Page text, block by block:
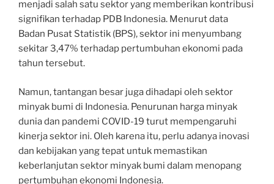
menjadi salah satu sektor yang memberikan kontribusi
signifikan terhadap PDB Indonesia. Menurut data
Badan Pusat Statistik (BPS), sektor ini menyumbang
sekitar 3,47% terhadap pertumbuhan ekonomi pada
tahun tersebut.
Namun, tantangan besar juga dihadapi oleh sektor
minyak bumi di Indonesia. Penurunan harga minyak
dunia dan pandemi COVID-19 turut mempengaruhi
kinerja sektor ini. Oleh karena itu, perlu adanya inovasi
dan kebijakan yang tepat untuk memastikan
keberlanjutan sektor minyak bumi dalam menopang
pertumbuhan ekonomi Indonesia.